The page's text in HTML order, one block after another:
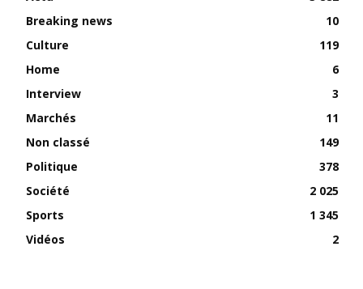
Breaking news
10
Culture
119
Home
6
Interview
3
Marchés
11
Non classé
149
Politique
378
Société
2 025
Sports
1 345
Vidéos
2